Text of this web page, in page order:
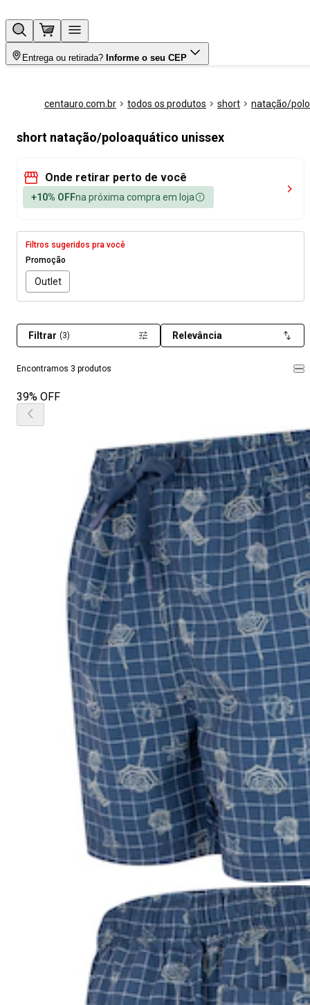
Entrega ou retirada? Informe o seu CEP
centauro.com.br todos os produtos short natação/
short natação/poloaquático unissex
Onde retirar perto de você
+10% OFFna próxima compra em loja
Filtros sugeridos pra você
Promoção
Outlet
Encontramos 3 produtos
Filtrar (3) Relevância
39% OFF